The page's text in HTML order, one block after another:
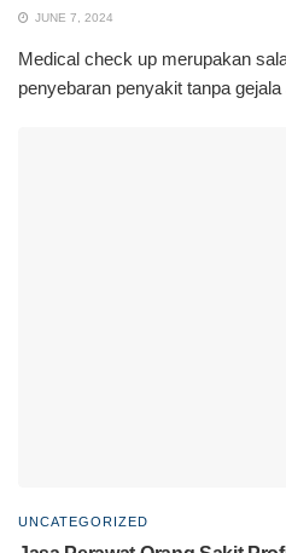
JUNE 7, 2024
Medical check up merupakan
penyebaran penyakit tanpa
UNCATEGORIZED